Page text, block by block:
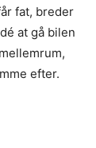
fat, breder
at gå bilen
efter.